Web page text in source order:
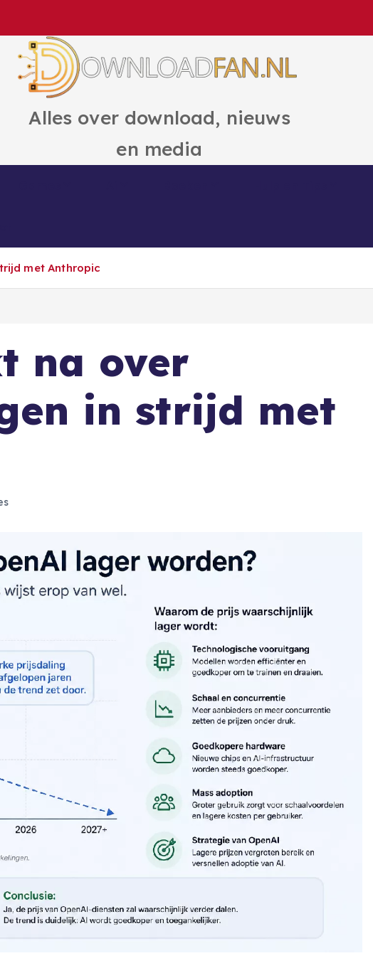
Alles over download, nieuws
en media
met Anthropic
na over
in strijd met